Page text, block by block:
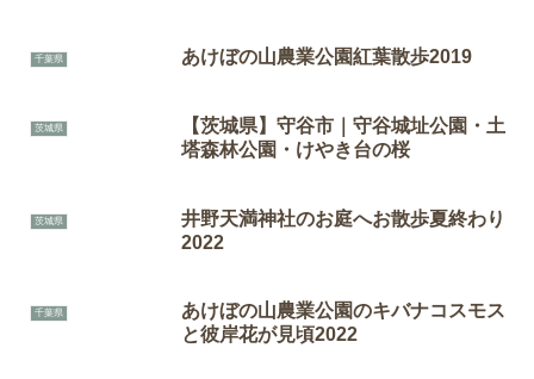
千葉県 あけぼの山農業公園紅葉散歩2019
茨城県
【茨城県】守谷市｜守谷城址公園・土
塔森林公園・けやき台の桜
茨城県
井野天満神社のお庭へお散歩夏終わり
2022
千葉県
あけぼの山農業公園のキバナコスモス
と彼岸花が見頃2022